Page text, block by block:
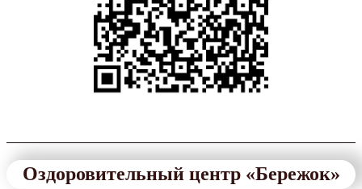
Оздоровительный центр «Бережок»